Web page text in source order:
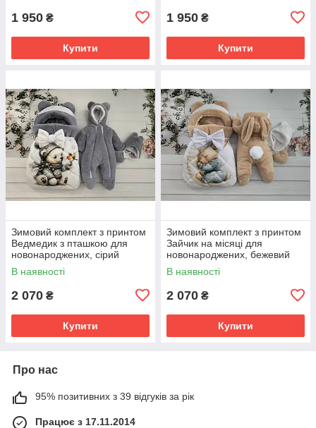
1 950 ₴
Купити
1 950 ₴
Купити
Зимовий комплект з принтом
Ведмедик з пташкою для
новонароджених, сірий
В наявності
2 070 ₴
Купити
Зимовий комплект з принтом
Зайчик на місяці для
новонароджених, бежевий
В наявності
2 070 ₴
Купити
Про нас
95% позитивних з 39 відгуків за рік
Працює з 17.11.2014